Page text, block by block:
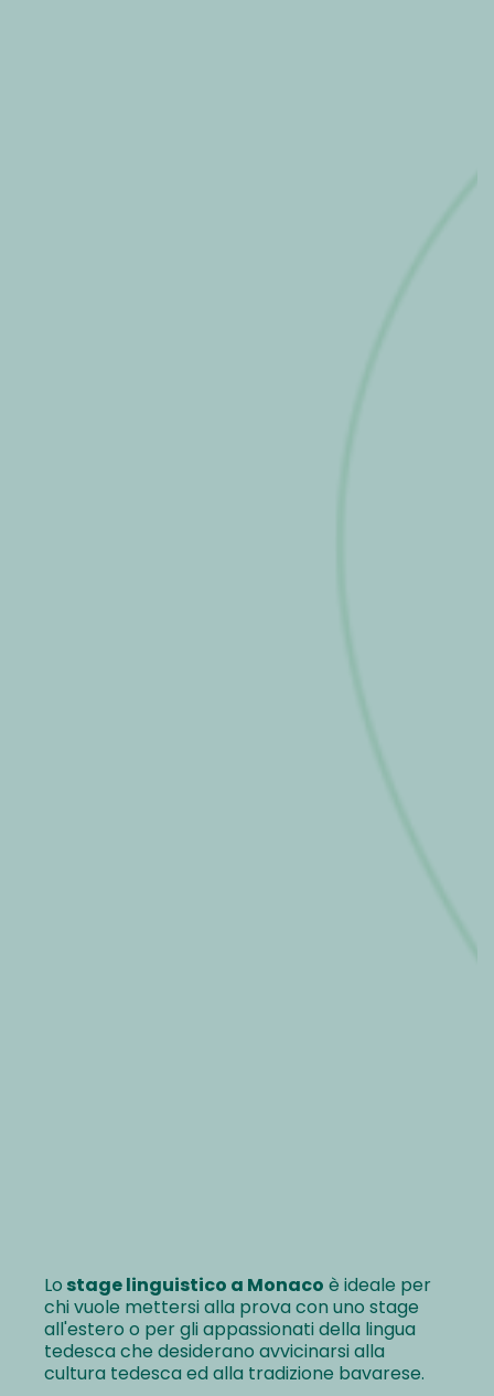
Lo stage linguistico a Monaco è ideale per
chi vuole mettersi alla prova con uno stage
all'estero o per gli appassionati della lingua
tedesca che desiderano avvicinarsi alla
cultura tedesca ed alla tradizione bavarese.